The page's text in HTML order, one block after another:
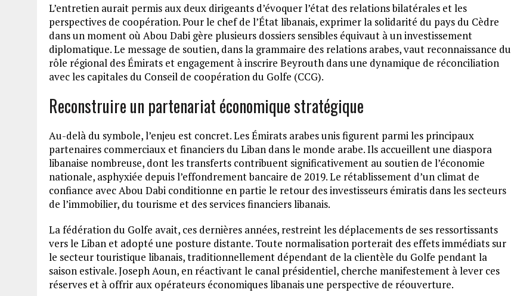
L’entretien aurait permis aux deux dirigeants d’évoquer l’état des relations bilatérales et les
perspectives de coopération. Pour le chef de l’État libanais, exprimer la solidarité du pays du Cèdre
dans un moment où Abou Dabi gère plusieurs dossiers sensibles équivaut à un investissement
diplomatique. Le message de soutien, dans la grammaire des relations arabes, vaut reconnaissance du
rôle régional des Émirats et engagement à inscrire Beyrouth dans une dynamique de réconciliation
avec les capitales du Conseil de coopération du Golfe (CCG).
Reconstruire un partenariat économique stratégique
Au-delà du symbole, l’enjeu est concret. Les Émirats arabes unis figurent parmi les principaux
partenaires commerciaux et financiers du Liban dans le monde arabe. Ils accueillent une diaspora
libanaise nombreuse, dont les transferts contribuent significativement au soutien de l’économie
nationale, asphyxiée depuis l’effondrement bancaire de 2019. Le rétablissement d’un climat de
confiance avec Abou Dabi conditionne en partie le retour des investisseurs émiratis dans les secteurs
de l’immobilier, du tourisme et des services financiers libanais.
La fédération du Golfe avait, ces dernières années, restreint les déplacements de ses ressortissants
vers le Liban et adopté une posture distante. Toute normalisation porterait des effets immédiats sur
le secteur touristique libanais, traditionnellement dépendant de la clientèle du Golfe pendant la
saison estivale. Joseph Aoun, en réactivant le canal présidentiel, cherche manifestement à lever ces
réserves et à offrir aux opérateurs économiques libanais une perspective de réouverture.